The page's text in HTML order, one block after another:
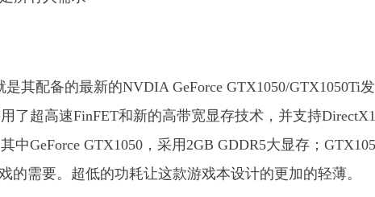
其配备的最新的NVDIA GeForce GTX1050/GTX1050Ti
了超高速FinFET和新的高带宽显存技术，并支持
GeForce GTX1050，采用2GB GDDR5大显存；
的需要。超低的功耗让这款游戏本设计的更加的轻薄。